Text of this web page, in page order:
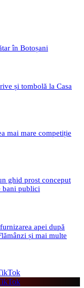
în Botoșani
și tombolă la Casa
mai mare competiție
ghid prost conceput
bani publici
apei după
și mai multe